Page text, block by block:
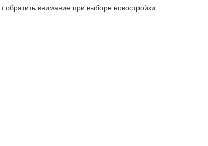
внимание при выборе новостройки